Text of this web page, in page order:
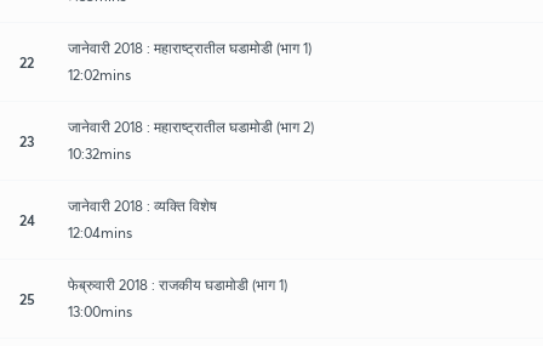
22
जानेवारी 2018 : महाराष्ट्रातील घडामोडी (भाग 1)
12:02mins
23
जानेवारी 2018 : महाराष्ट्रातील घडामोडी (भाग 2)
10:32mins
24
जानेवारी 2018 : व्यक्ति विशेष
12:04mins
25
फेब्रुवारी 2018 : राजकीय घडामोडी (भाग 1)
13:00mins